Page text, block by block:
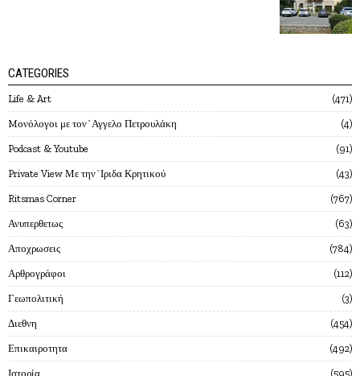
CATEGORIES
Life & Art 471
Mονόλογοι με τον`Αγγελο Πετρουλάκη 4
Podcast & Youtube 91
Private View Με την`Ιριδα Κρητικού 43
Ritsmas Corner 767
Ανυπερθετως 63
Αποχρωσεις 784
Αρθρογράφοι 112
Γεωπολιτική 3
Διεθνη 454
Επικαιροτητα 492
Ιστορία 595